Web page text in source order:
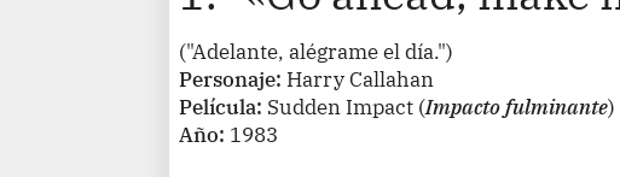
("Adelante, alégrame el día.")
Personaje: Harry Callahan
Película: Sudden Impact (Impacto fulminante)
Año: 1983